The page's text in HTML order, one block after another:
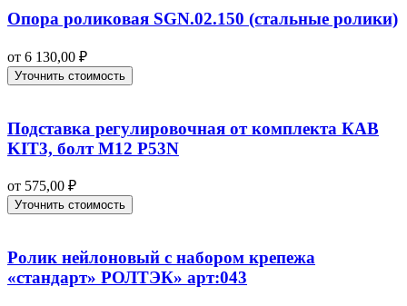
Опора роликовая SGN.02.150 (стальные ролики)
от 6 130,00 ₽
Уточнить стоимость
Подставка регулировочная от комплекта КАВ
KIT3, болт М12 P53N
от 575,00 ₽
Уточнить стоимость
Ролик нейлоновый с набором крепежа
«стандарт» РОЛТЭК» арт:043